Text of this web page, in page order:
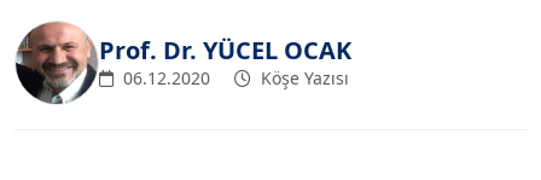
Prof. Dr. YÜCEL OCAK
06.12.2020 Köşe Yazısı